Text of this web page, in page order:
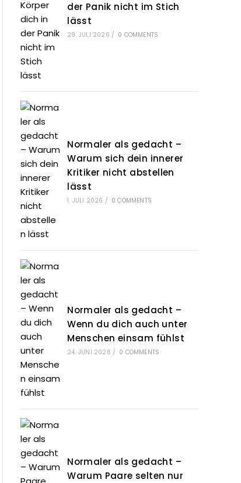
der Panik nicht im Stich
lässt
29. JULI 2026 / 0 COMMENTS
Normaler als gedacht –
Warum sich dein innerer
Kritiker nicht abstellen
lässt
1. JULI 2026 / 0 COMMENTS
Normaler als gedacht –
Wenn du dich auch unter
Menschen einsam fühlst
24. JUNI 2026 / 0 COMMENTS
Normaler als gedacht –
Warum Paare selten nur